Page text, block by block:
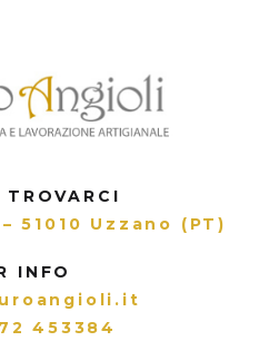
51010 Uzzano (PT)
INFO
453384